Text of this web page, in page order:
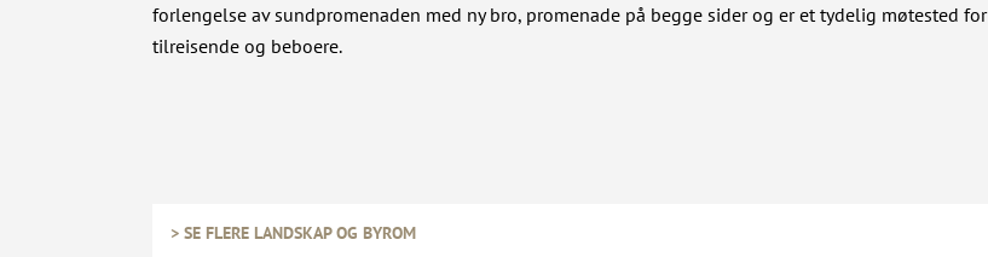
forlengelse av sundpromenaden med ny bro, promenade på begge sider og er et tydelig møtested for
tilreisende og beboere.
> SE FLERE LANDSKAP OG BYROM